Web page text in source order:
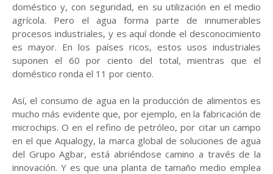
doméstico y, con seguridad, en su utilización en el medio
agrícola. Pero el agua forma parte de innumerables
procesos industriales, y es aquí donde el desconocimiento
es mayor. En los países ricos, estos usos industriales
suponen el 60 por ciento del total, mientras que el
doméstico ronda el 11 por ciento.
Así, el consumo de agua en la producción de alimentos es
mucho más evidente que, por ejemplo, en la fabricación de
microchips. O en el refino de petróleo, por citar un campo
en el que Aqualogy, la marca global de soluciones de agua
del Grupo Agbar, está abriéndose camino a través de la
innovación. Y es que una planta de tamaño medio emplea